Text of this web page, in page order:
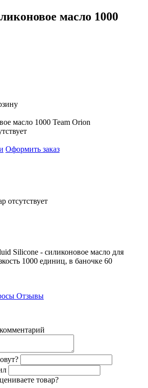
масло 1000
масло 1000 Team Orion
Оформить заказ
отсутствует
Silicone - силиконовое масло для
1000 единиц, в баночке 60
Отзывы
товар?